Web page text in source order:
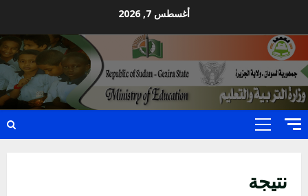
content
أغسطس 7, 2026
Primary
نتيجة